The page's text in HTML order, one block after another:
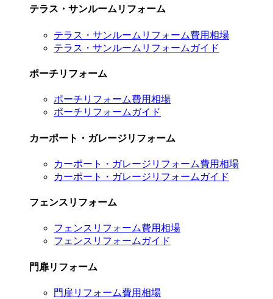
テラス・サンルームリフォーム
テラス・サンルームリフォーム費用相場
テラス・サンルームリフォームガイド
ポーチリフォーム
ポーチリフォーム費用相場
ポーチリフォームガイド
カーポート・ガレージリフォーム
カーポート・ガレージリフォーム費用相場
カーポート・ガレージリフォームガイド
フェンスリフォーム
フェンスリフォーム費用相場
フェンスリフォームガイド
門扉リフォーム
門扉リフォーム費用相場